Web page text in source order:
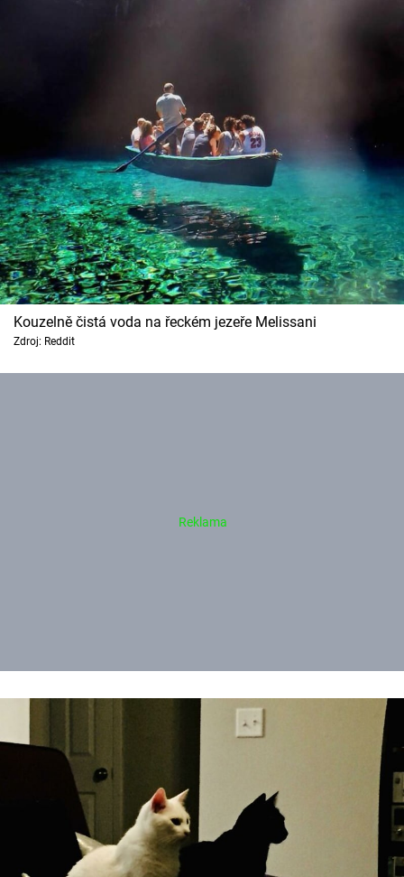
Kouzelně čistá voda na řeckém jezeře Melissani
Zdroj: Reddit